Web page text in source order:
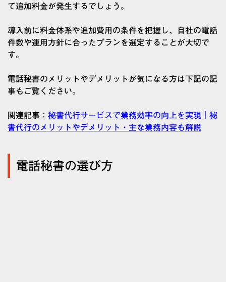
て追加料金が発生するでしょう。
導入前に料金体系や追加費用の条件を把握し、自社の電話
件数や運用方針に合ったプランを選定することが大切で
す。
電話秘書のメリットやデメリットが気になる方は下記の記
事もご覧ください。
関連記事： 秘書代行サービスで業務効率の向上を実現｜秘
書代行のメリットやデメリット・主な業務内容も解説
電話秘書の選び方